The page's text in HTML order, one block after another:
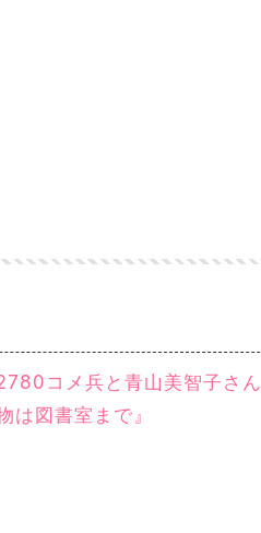
コメ兵と青山美智子さん
は図書室まで』